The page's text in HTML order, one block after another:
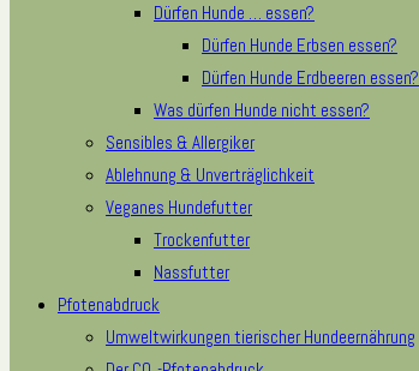
Dürfen Hunde … essen?
Dürfen Hunde Erbsen essen?
Dürfen Hunde Erdbeeren essen?
Was dürfen Hunde nicht essen?
Sensibles & Allergiker
Ablehnung & Unverträglichkeit
Veganes Hundefutter
Trockenfutter
Nassfutter
Pfotenabdruck
Umweltwirkungen tierischer Hundeernährung